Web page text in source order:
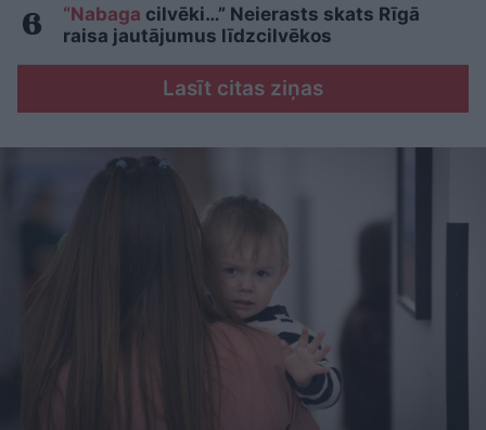
“Nabaga cilvēki…” Neierasts skats Rīgā
raisa jautājumus līdzcilvēkos
Lasīt citas ziņas